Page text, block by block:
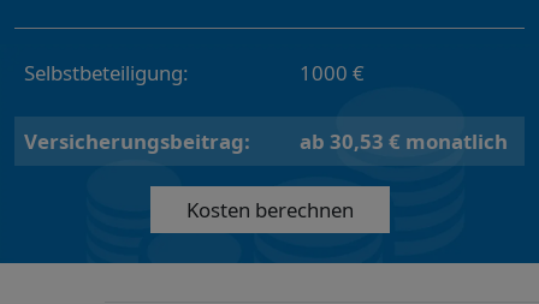
Selbstbeteiligung: 1000 €
Versicherungsbeitrag: ab 30,53 € monatlich
Kosten berechnen